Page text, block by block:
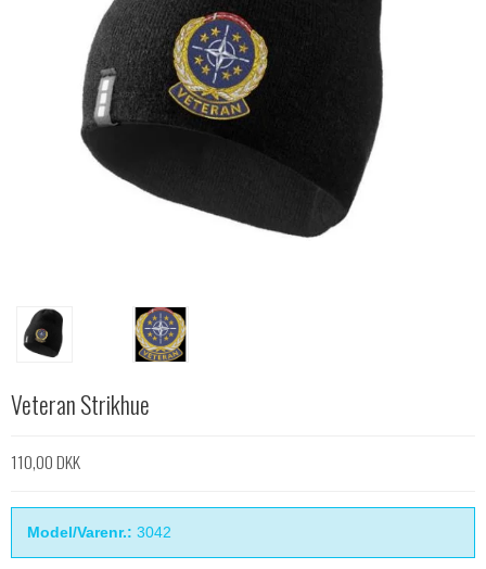
Veteran Strikhue
110,00 DKK
Model/Varenr.: 3042